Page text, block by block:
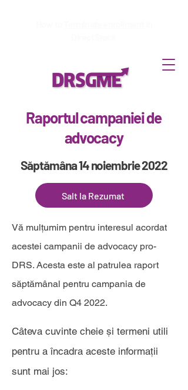
Raportul campaniei de
advocacy
Săptămâna 14 noiembrie 2022
Salt la Rezumat
Vă mulțumim pentru interesul acordat
acestei campanii de advocacy pro-
DRS. Acesta este al patrulea raport
săptămânal pentru campania de
advocacy din Q4 2022.
Câteva cuvinte cheie și termeni utili
pentru a încadra aceste informații
sunt mai jos: